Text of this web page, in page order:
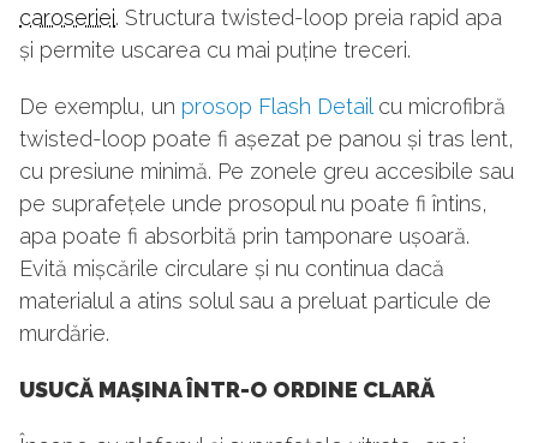
caroseriei. Structura twisted-loop preia rapid apa
și permite uscarea cu mai puține treceri.
De exemplu, un prosop Flash Detailcu microfibră
twisted-loop poate fi așezat pe panou și tras lent,
cu presiune minimă. Pe zonele greu accesibile sau
pe suprafețele unde prosopul nu poate fi întins,
apa poate fi absorbită prin tamponare ușoară.
Evită mișcările circulare și nu continua dacă
materialul a atins solul sau a preluat particule de
murdărie.
USUCĂ MAȘINA ÎNTR-O ORDINE CLARĂ